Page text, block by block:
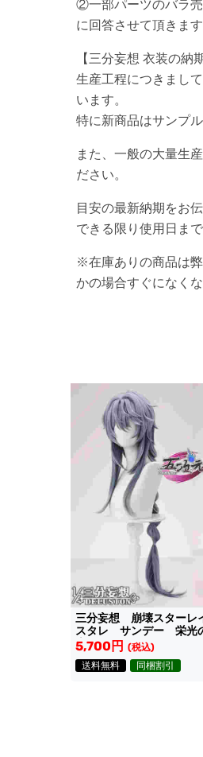
②一部パーツのバラ売
に回答させて頂きま
【三分妄想 衣装の納
生産工程につきまし
います。
特に新商品はサンプ
また、一般の大量生
ださい。
目安の最新納期をお
できる限り使用日ま
※在庫ありの商品は
かの場合すぐになく
三分妄想 崩壊スター
スタレ サンデー 栄光
専用ウィッグ
5,700円 (税込)
送料無料
同梱割引